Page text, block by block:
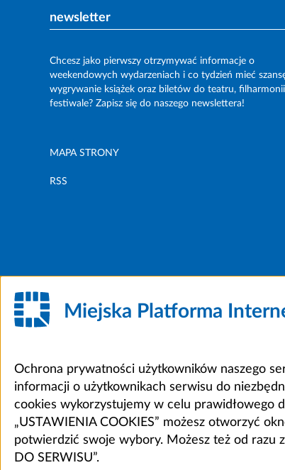
newsletter
Chcesz jako pierwszy otrzymywać informacje o
weekendowych wydarzeniach i co tydzień mieć
wygrywanie książek oraz biletów do teatru,
festiwale? Zapisz się do naszego newslettera!
MAPA STRONY
RSS
Miejska Platforma
Ochrona prywatności użytkowników naszego
informacji o użytkownikach serwisu do
cookies wykorzystujemy w celu prawidłowego
„USTAWIENIA COOKIES” możesz otworzyć
potwierdzić swoje wybory. Możesz też od razu
DO SERWISU”.